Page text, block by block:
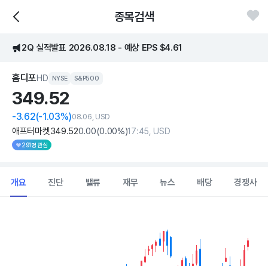
종목검색
2Q 실적발표 2026.08.18 - 예상 EPS $4.61
홈디포HD NYSE S&P500
349.52
-3.62(-1.03%)08.06, USD
애프터마켓349.520.00(0.00%)17:45, USD
291명 관심
개요 진단 밸류 재무 뉴스 배당 경쟁사
The chart has 1 X axis displaying Time. Data ranges from
The chart has 1 Y axis displaying values. Data ranges from 289.1